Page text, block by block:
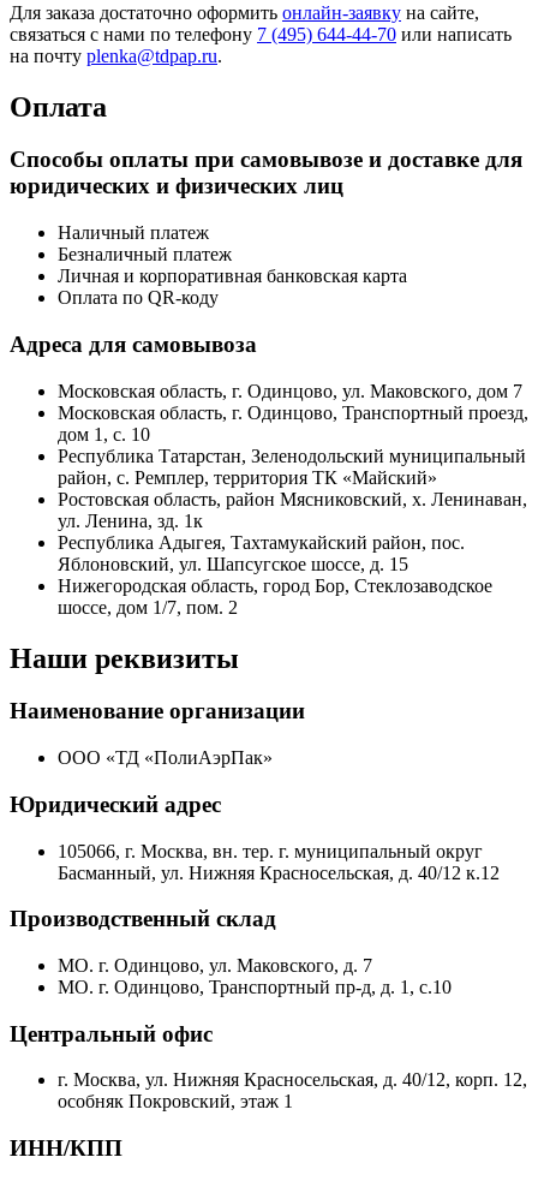
Для заказа достаточно оформить онлайн-заявку на сайте,
связаться с нами по телефону 7 (495) 644-44-70 или написать
на почту plenka@tdpap.ru.
Оплата
Способы оплаты при самовывозе и доставке для
юридических и физических лиц
Наличный платеж
Безналичный платеж
Личная и корпоративная банковская карта
Оплата по QR-коду
Адреса для самовывоза
Московская область, г. Одинцово, ул. Маковского, дом 7
Московская область, г. Одинцово, Транспортный проезд,
дом 1, с. 10
Республика Татарстан, Зеленодольский муниципальный
район, с. Ремплер, территория ТК «Майский»
Ростовская область, район Мясниковский, х. Ленинаван,
ул. Ленина, зд. 1к
Республика Адыгея, Тахтамукайский район, пос.
Яблоновский, ул. Шапсугское шоссе, д. 15
Нижегородская область, город Бор, Стеклозаводское
шоссе, дом 1/7, пом. 2
Наши реквизиты
Наименование организации
ООО «ТД «ПолиАэрПак»
Юридический адрес
105066, г. Москва, вн. тер. г. муниципальный округ
Басманный, ул. Нижняя Красносельская, д. 40/12 к.12
Производственный склад
МО. г. Одинцово, ул. Маковского, д. 7
МО. г. Одинцово, Транспортный пр-д, д. 1, с.10
Центральный офис
г. Москва, ул. Нижняя Красносельская, д. 40/12, корп. 12,
особняк Покровский, этаж 1
ИНН/КПП